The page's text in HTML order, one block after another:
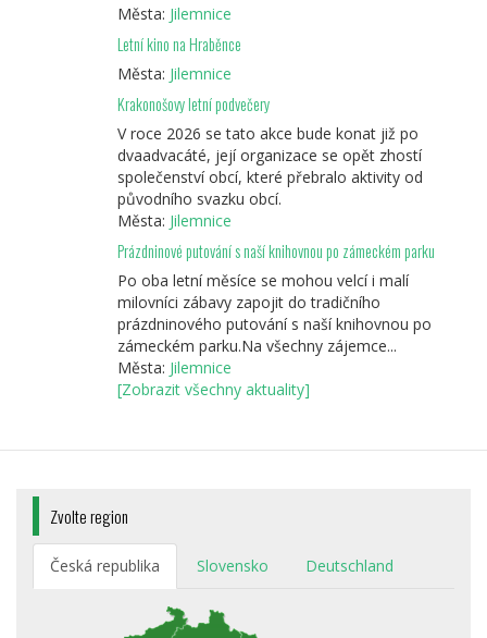
Města: Jilemnice
Letní kino na Hraběnce
Města: Jilemnice
Krakonošovy letní podvečery
V roce 2026 se tato akce bude konat již po
dvaadvacáté, její organizace se opět zhostí
společenství obcí, které přebralo aktivity od
původního svazku obcí.
Města: Jilemnice
Prázdninové putování s naší knihovnou po zámeckém parku
Po oba letní měsíce se mohou velcí i malí
milovníci zábavy zapojit do tradičního
prázdninového putování s naší knihovnou po
zámeckém parku.Na všechny zájemce...
Města: Jilemnice
[Zobrazit všechny aktuality]
Zvolte region
Česká republika Slovensko Deutschland